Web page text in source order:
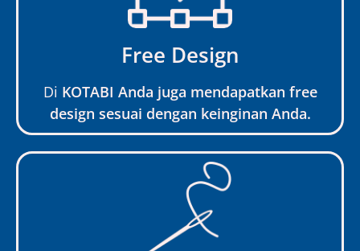
Free Design
Di KOTABI Anda juga mendapatkan free
design sesuai dengan keinginan Anda.